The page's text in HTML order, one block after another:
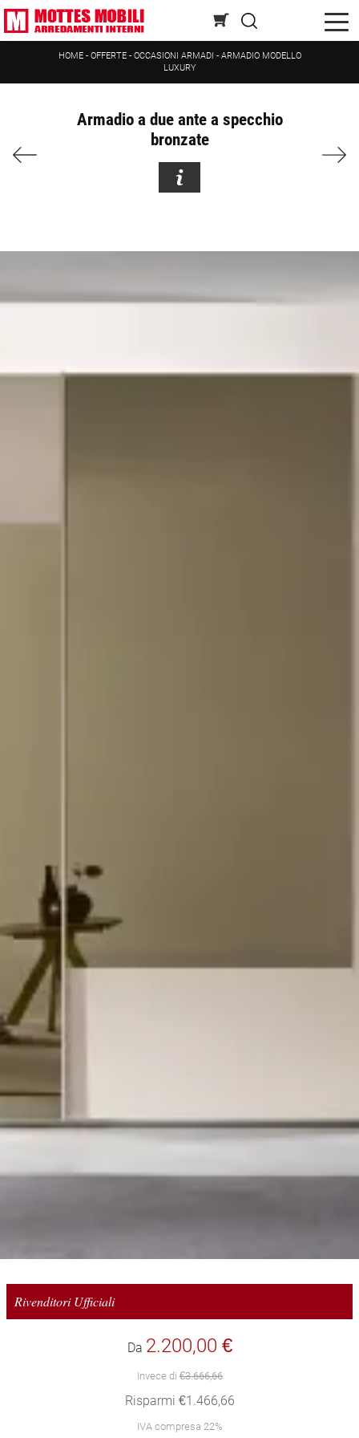
HOME- OFFERTE- OCCASIONI ARMADI - ARMADIO MODELLO
LUXURY
Armadio a due ante a specchio
bronzate
Rivenditori Ufficiali
Da 2.200,00 €
Invece di€3.666,66
Risparmi €1.466,66
IVA compresa 22%